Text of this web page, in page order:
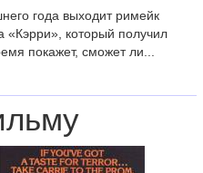
года выходит римейк
«Кэрри», который получил
покажет, сможет ли...